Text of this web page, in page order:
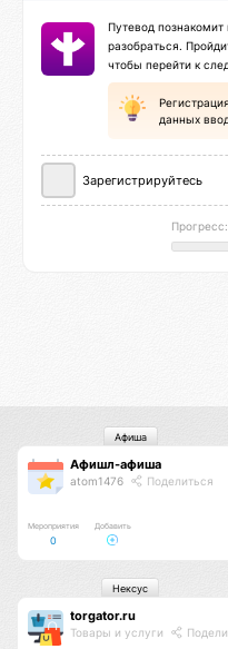
Путевод
разобраться.
чтобы перейти к
данных
Зарегистрируйтесь
Афишл-афиша
atom1476 Поделиться
Мероприятия
0
Добавить
Афиша
torgator.ru
Товары и услуги
Нексус